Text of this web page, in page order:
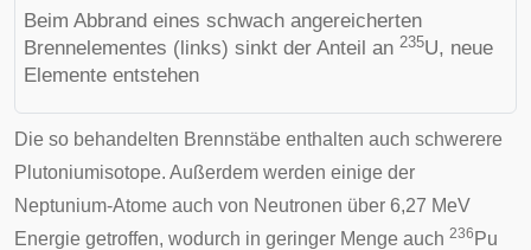
Beim Abbrand eines schwach angereicherten
Brennelementes (links) sinkt der Anteil an 235U, neue
Elemente entstehen
Die so behandelten Brennstäbe enthalten auch schwerere
Plutoniumisotope. Außerdem werden einige der
Neptunium-Atome auch von Neutronen über 6,27 MeV
Energie getroffen, wodurch in geringer Menge auch 236 Pu